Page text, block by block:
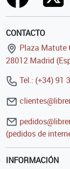
CONTACTO
Plaza Matute
28012 Madrid
Tel.: (+34) 91
(pedidos de
INFORMACIÓN